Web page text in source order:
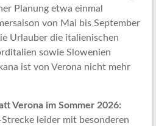
Planung etwa einmal
von Mai bis September
Urlauber die italienischen
sowie Slowenien
ist von Verona nicht mehr
Verona im Sommer 2026:
leider mit besonderen